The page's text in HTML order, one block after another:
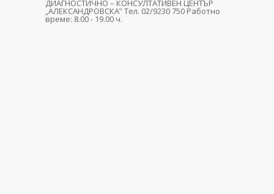
ДИАГНОСТИЧНО – КОНСУЛТАТИВЕН ЦЕНТЪР
„АЛЕКСАНДРОВСКА” Тел. 02/9230 750 Работно
време: 8.00 - 19.00 ч.